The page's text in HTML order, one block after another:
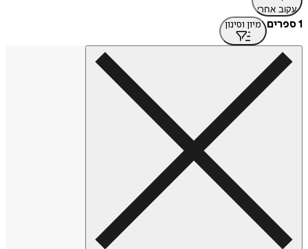
עקוב אחרי
1 ספרים מיון וסינון